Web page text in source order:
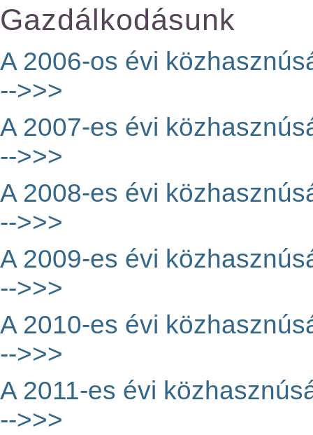
Gazdálkodásunk
A 2006-os évi
-->>>
A 2007-es évi
-->>>
A 2008-es évi
-->>>
A 2009-es évi
-->>>
A 2010-es évi
-->>>
A 2011-es évi
-->>>